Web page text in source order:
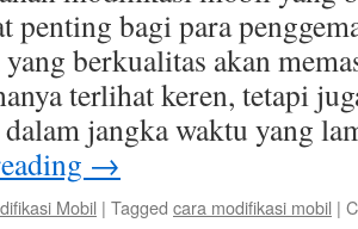
penting bagi para
berkualitas akan
terlihat keren, tetapi
jangka waktu yang
→
Mobil | Tagged cara modifikasi mobil |